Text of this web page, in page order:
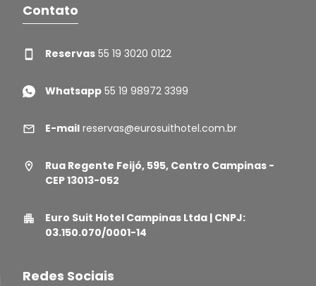
Contato
Reservas 55 19 3020 0122
Whatsapp 55 19 98972 3399
E-mail reservas@eurosuithotel.com.br
Rua Regente Feijó, 595, Centro Campinas -
CEP 13013-052
Euro Suit Hotel Campinas Ltda | CNPJ:
03.150.070/0001-14
Redes Sociais